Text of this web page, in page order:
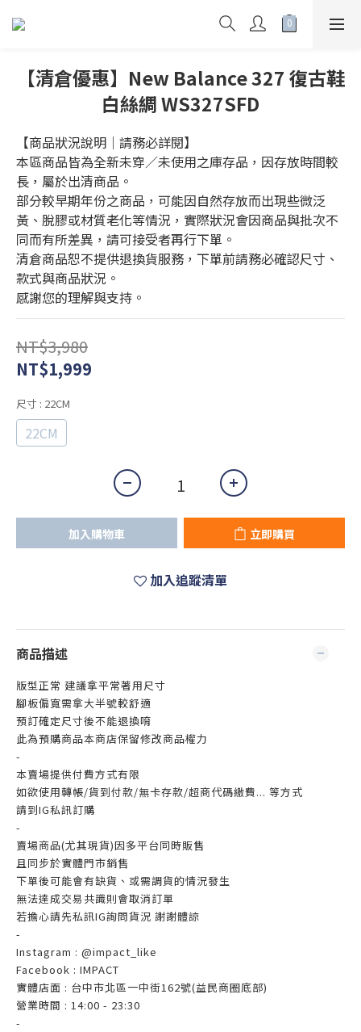
【清倉優惠】New Balance 327 復古鞋
白絲綢 WS327SFD
【商品狀況說明｜請務必詳閱】
本區商品皆為全新未穿／未使用之庫存品，因存放時間較
長，屬於出清商品。
部分較早期年份之商品，可能因自然存放而出現些微泛
黃、脫膠或材質老化等情況，實際狀況會因商品與批次不
同而有所差異，請可接受者再行下單。
清倉商品恕不提供退換貨服務，下單前請務必確認尺寸、
款式與商品狀況。
感謝您的理解與支持。
NT$3,980
NT$1,999
尺寸 : 22CM
22CM
加入購物車 立即購買
加入追蹤清單
商品描述
版型正常 建議拿平常著用尺寸
腳板偏寬需拿大半號較舒適
預訂確定尺寸後不能退換唷
此為預購商品本商店保留修改商品權力
-
本賣場提供付費方式有限
如欲使用轉帳/貨到付款/無卡存款/超商代碼繳費... 等方式
請到IG私訊訂購
-
賣場商品(尤其現貨)因多平台同時販售
且同步於實體門市銷售
下單後可能會有缺貨、或需調貨的情況發生
無法達成交易共識則會取消訂單
若擔心請先私訊IG詢問貨況 謝謝體諒
-
Instagram : @impact_like
Facebook : IMPACT
實體店面 : 台中市北區一中街162號(益民商圈底部)
營業時間 : 14:00 - 23:30
-